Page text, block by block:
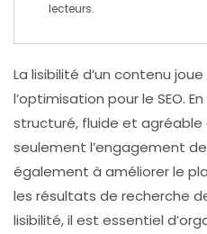
lecteurs.
La lisibilité d’un contenu
l’optimisation pour le SEO.
structuré, fluide et agréable
seulement l’engagement
également à améliorer le
les résultats de recherche
lisibilité, il est essentiel